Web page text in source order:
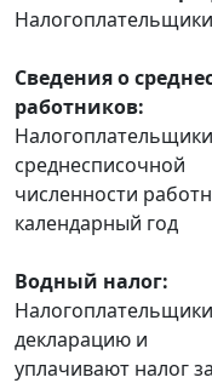
Сведения о
работников:
среднесписочной
численности
календарный год
Водный налог:
декларацию и
уплачивают налог